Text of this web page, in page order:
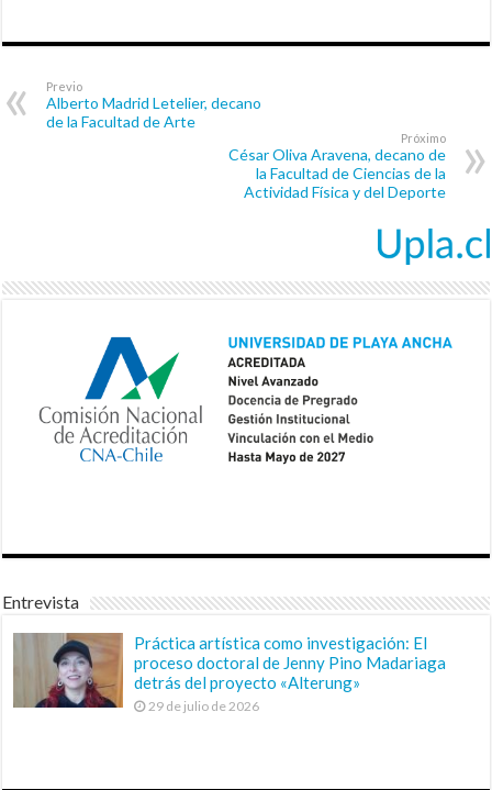
Previo
Alberto Madrid Letelier, decano
de la Facultad de Arte
Próximo
César Oliva Aravena, decano de
la Facultad de Ciencias de la
Actividad Física y del Deporte
Entrevista
Práctica artística como investigación: El
proceso doctoral de Jenny Pino Madariaga
detrás del proyecto «Alterung»
29 de julio de 2026